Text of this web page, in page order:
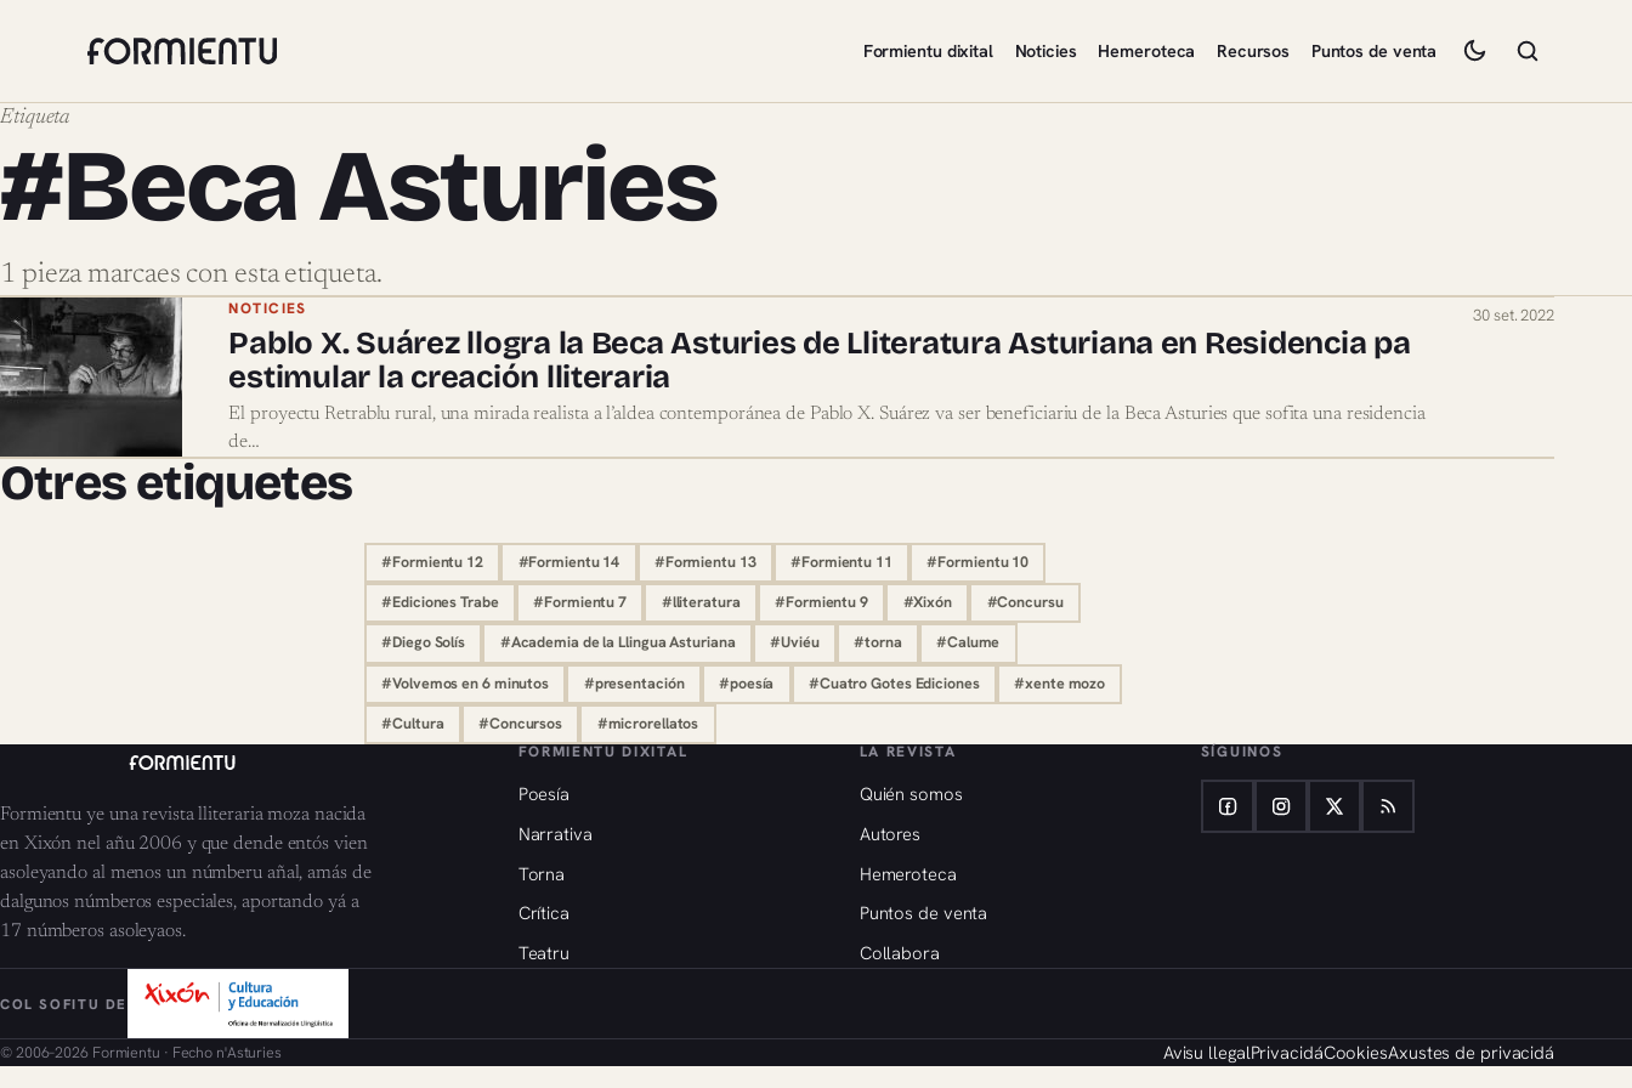
Formientu dixital Noticies Hemeroteca Recursos Puntos de venta
Etiqueta
#Beca Asturies
1 pieza marcaes con esta etiqueta.
Pieces marcaes con #Beca Asturies
NOTICIES
Pablo X. Suárez llogra la Beca Asturies de Lliteratura Asturiana en Residencia pa
estimular la creación lliteraria
El proyectu Retrablu rural, una mirada realista a l’aldea contemporánea de Pablo X. Suárez va ser beneficiariu de la Beca Asturies que sofita una residencia
de…
30 set. 2022
Otres etiquetes
#Formientu 12 #Formientu 14 #Formientu 13 #Formientu 11 #Formientu 10
#Ediciones Trabe #Formientu 7 #lliteratura #Formientu 9 #Xixón #Concursu
#Diego Solís #Academia de la Llingua Asturiana #Uviéu #torna #Calume
#Volvemos en 6 minutos #presentación #poesía #Cuatro Gotes Ediciones #xente mozo
#Cultura #Concursos #microrellatos
Formientu ye una revista lliteraria moza nacida
en Xixón nel añu 2006 y que dende entós vien
asoleyando al menos un númberu añal, amás de
dalgunos númberos especiales, aportando yá a
17 númberos asoleyaos.
FORMIENTU DIXITAL
Poesía
Narrativa
Torna
Crítica
Teatru
LA REVISTA
Quién somos
Autores
Hemeroteca
Puntos de venta
Collabora
SÍGUINOS
COL SOFITU DE
© 2006–2026 Formientu · Fecho n'Asturies Avisu llegalPrivacidáCookiesAxustes de privacidá